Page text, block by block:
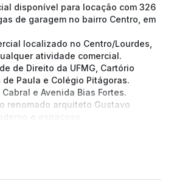
disponível para locação com 326
de garagem no bairro Centro, em
localizado no Centro/Lourdes,
atividade comercial.
de Direito da UFMG, Cartório
Paula e Colégio Pitágoras.
e Avenida Bias Fortes.
renomado arquiteto Gustavo
e espaçoso.
e arejado.